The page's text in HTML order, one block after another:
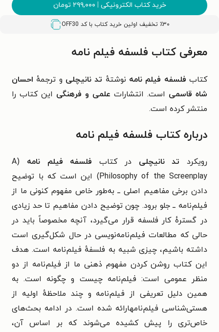
خرید کتاب الکترونیکی | ۲۹۹,۰۰۰ تومان
٪۳۰ تخفیف اولین خرید کتاب با کد OFF30
معرفی کتاب فلسفه فیلم نامه
کتابفلسفه فیلم نامه نوشتهٔ تد نانیچلی و ترجمهٔ احسان
شاه قاسمی است. انتشارات علمی و فرهنگی این کتاب را
منتشر کرده است.
درباره کتاب فلسفه فیلم نامه
رویکرد تد نانیچلی در کتاب فلسفه فیلم نامه
(A
Philosophy of the Screenplay) این است که با توضیح
دادن برخی مفاهیم اصلی ــ به‌طور خاص مفهوم کنونی ما از
فیلم‌نامه ــ جلو برود. چون توضیح دادن مفاهیم تا حد زیادی
در گسترهٔ کار فلسفه قرار می‌گیرد، آنچه مخصوصاً باید در
حالی که مطالعات فیلم‌نامه‌نویسی در حال شکل‌گیری است
داشته باشیم، چیزی شبیه به فلسفهٔ فیلم‌نامه است. هدف
این کتاب روشن کردن مفهوم ذهنی ما از فیلم‌نامه از دو
منظر عمومی است: فیلم‌نامه چیست و چگونه است. به
همین دلیل تعریفی از فیلم‌نامه و چند ملاحظهٔ اولیه از
هستی‌شناسی فیلم‌نامهارائه شده است. در ادامه بحث‌های
خاص‌تری را پیش کشیده می‌شوند که بر اساس آن،